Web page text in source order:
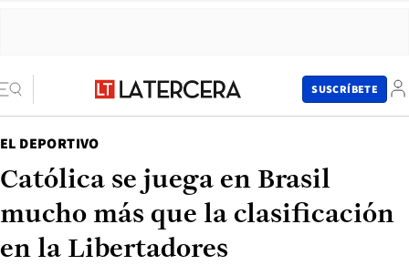
SUSCRÍBETE
EL DEPORTIVO
Católica se juega en Brasil
mucho más que la clasificación
en la Libertadores